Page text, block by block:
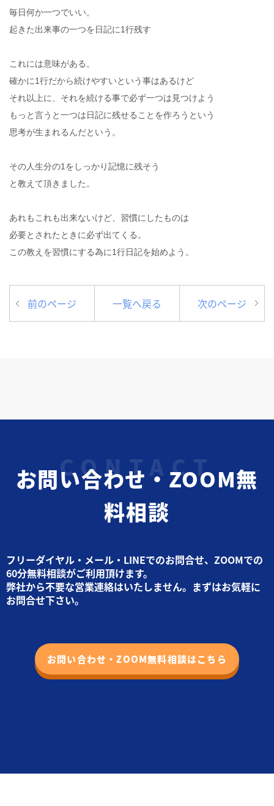
毎日何か一つでいい。
起きた出来事の一つを日記に1行残す
これには意味がある。
確かに1行だから続けやすいという事はあるけど
それ以上に、それを続ける事で必ず一つは見つけよう
もっと言うと一つは日記に残せることを作ろうという
思考が生まれるんだという。
その人生分の1をしっかり記憶に残そう
と教えて頂きました。
あれもこれも出来ないけど、習慣にしたものは
必要とされたときに必ず出てくる。
この教えを習慣にする為に1行日記を始めよう。
前のページ 一覧へ戻る 次のページ
お問い合わせ・ZOOM無
料相談
フリーダイヤル・メール・LINEでのお問合せ、ZOOMでの
60分無料相談がご利用頂けます。
弊社から不要な営業連絡はいたしません。まずはお気軽に
お問合せ下さい。
お問い合わせ・ZOOM無料相談はこちら